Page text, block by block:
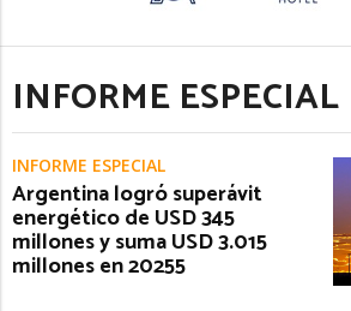
INFORME ESPECIAL
INFORME ESPECIAL
Argentina logró superávit
energético de USD 345
millones y suma USD 3.015
millones en 20255